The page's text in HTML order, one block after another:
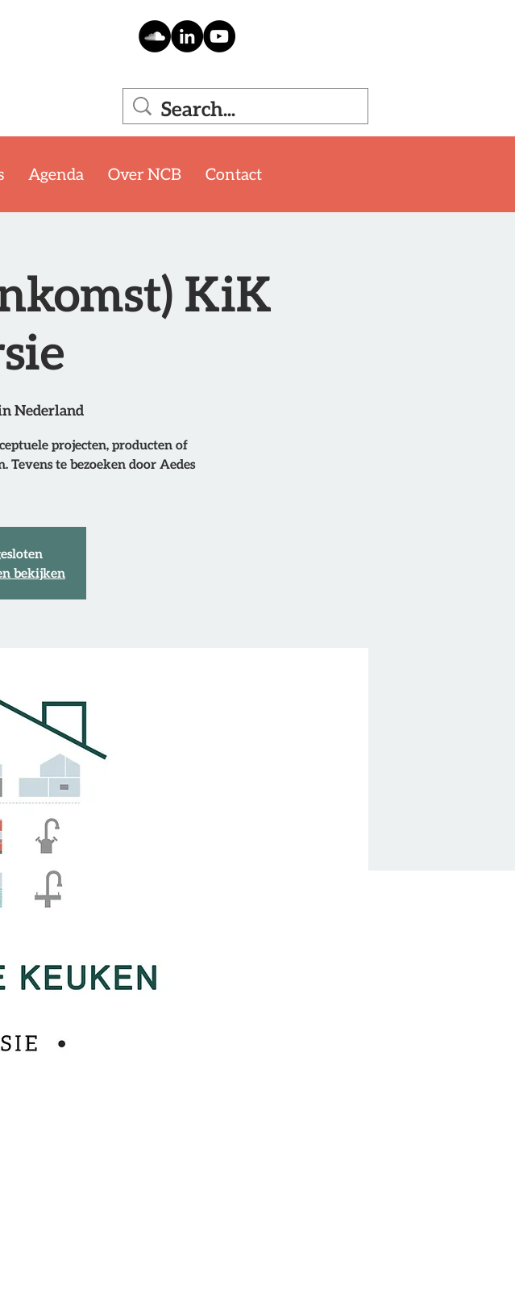
Agenda Over NCB Contact
KiK
Nederland
projecten, producten of
Tevens te bezoeken door Aedes
bekijken